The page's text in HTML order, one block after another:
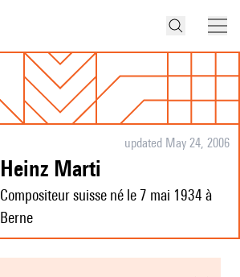
updated May 24, 2006
Heinz Marti
Compositeur suisse né le 7 mai 1934 à
Berne